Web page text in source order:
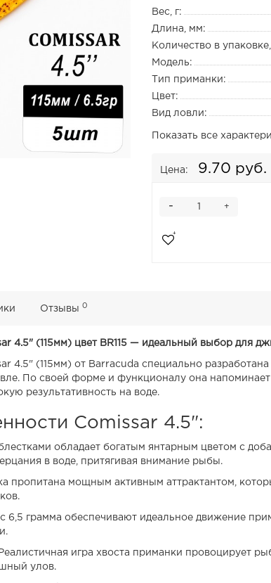
Вес, г:
Длина, мм:
Количество в
Модель:
Тип приманки:
Цвет:
Вид ловли:
Показать все
Цена: 9.70 руб.
+
-
Отзывы 0
4.5" (115мм) цвет BR115 — идеальный выбор для
4.5" (115мм) от Barracuda специально
По своей форме и функционалу она
результативность на воде.
Comissar 4.5":
обладает богатым янтарным цветом с
в воде, притягивая внимание рыбы.
пропитана мощным активным аттрактантом,
6,5 грамма обеспечивают идеальное движение
игра хвоста приманки провоцирует
улов.